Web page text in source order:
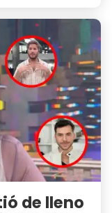
de lleno